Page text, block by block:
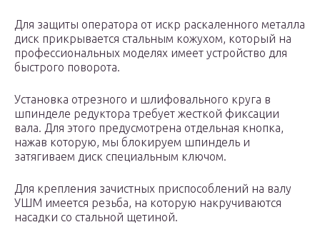
Для защиты оператора от искр раскаленного металла
диск прикрывается стальным кожухом, который на
профессиональных моделях имеет устройство для
быстрого поворота.
Установка отрезного и шлифовального круга в
шпинделе редуктора требует жесткой фиксации
вала. Для этого предусмотрена отдельная кнопка,
нажав которую, мы блокируем шпиндель и
затягиваем диск специальным ключом.
Для крепления зачистных приспособлений на валу
УШМ имеется резьба, на которую накручиваются
насадки со стальной щетиной.